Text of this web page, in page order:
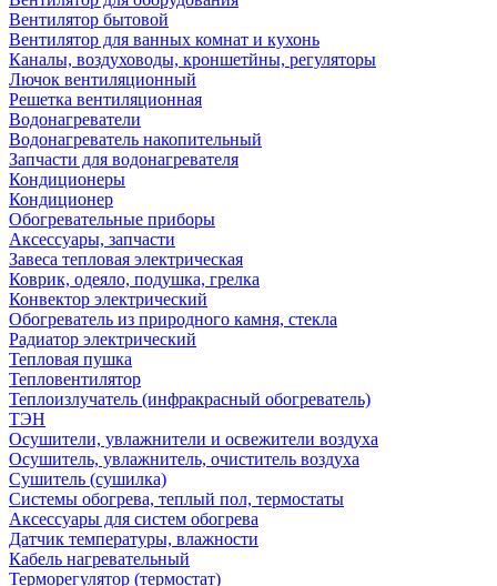
Вентилятор бытовой
Вентилятор для ванных комнат и кухонь
Каналы, воздуховоды, кроншетйны, регуляторы
Лючок вентиляционный
Решетка вентиляционная
Водонагреватели
Водонагреватель накопительный
Запчасти для водонагревателя
Кондиционеры
Кондиционер
Обогревательные приборы
Аксессуары, запчасти
Завеса тепловая электрическая
Коврик, одеяло, подушка, грелка
Конвектор электрический
Обогреватель из природного камня, стекла
Радиатор электрический
Тепловая пушка
Тепловентилятор
Теплоизлучатель (инфракрасный обогреватель)
ТЭН
Осушители, увлажнители и освежители воздуха
Осушитель, увлажнитель, очиститель воздуха
Сушитель (сушилка)
Системы обогрева, теплый пол, термостаты
Аксессуары для систем обогрева
Датчик температуры, влажности
Кабель нагревательный
Терморегулятор (термостат)